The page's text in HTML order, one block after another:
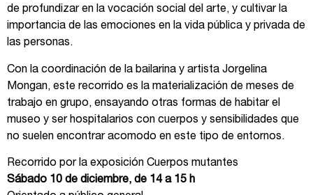
de profundizar en la vocación social del arte, y cultivar la
importancia de las emociones en la vida pública y privada de
las personas.
Con la coordinación de la bailarina y artista Jorgelina
Mongan, este recorrido es la materialización de meses de
trabajo en grupo, ensayando otras formas de habitar el
museo y ser hospitalarios con cuerpos y sensibilidades que
no suelen encontrar acomodo en este tipo de entornos.
Recorrido por la exposición Cuerpos mutantes
Sábado 10 de diciembre, de 14 a 15 h